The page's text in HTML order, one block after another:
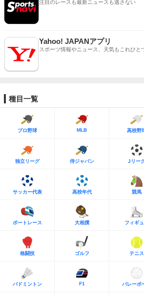
注目のレースも最新ニュースも逃さない
Yahoo! JAPANアプリ
スポーツ情報やニュース、天気もこれひと
種目一覧
プロ野球 MLB 高校野
独立リーグ 侍ジャパン Jリー
サッカー代表 高校年代 競馬
ボートレース 大相撲 フィギ
格闘技 ゴルフ テニス
バドミントン F1 バレーボ